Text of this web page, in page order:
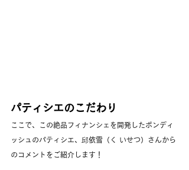
パティシエのこだわり
ここで、この絶品フィナンシェを開発したボンディ
ッシュのパティシエ、邱依雪（く いせつ）さんから
のコメントをご紹介します！